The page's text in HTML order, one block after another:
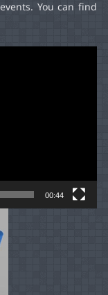
You can find
00:44